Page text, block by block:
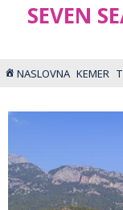
SEVEN
NASLOVNA KEMER